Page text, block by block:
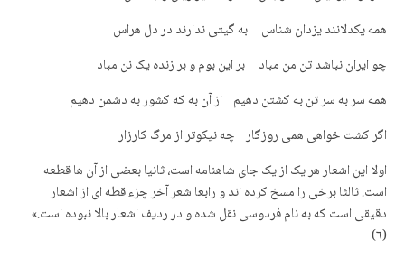
همه یکدلانند یزدان شناس به گیتی ندارند در دل هراس
چو ایران نباشد تن من مباد بر این بوم و بر زنده یک نن مباد
همه سر به سر تن به کشتن دهیم از آن به که کشور به دشمن دهیم
اگر کشت خواهی همی روزگار چه نیکوتر از مرگ کارزار
اولا این اشعار هر یک از یک جای شاهنامه است، ثانیا بعضی از آن ها قطعه
است. ثالثا برخی را مسخ کرده اند و رابعا شعر آخر چزء قطه ای از اشعار
دقیقی است که به نام فردوسی نقل شده و در ردیف اشعار بالا نبوده است.»
(٦)